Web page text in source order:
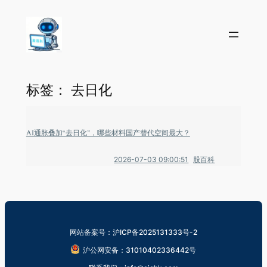
标签： 去日化
AI通胀叠加“去日化”，哪些材料国产替代空间最大？
2026-07-03 09:00:51 股百科
网站备案号：沪ICP备2025131333号-2
沪公网安备：31010402336442号